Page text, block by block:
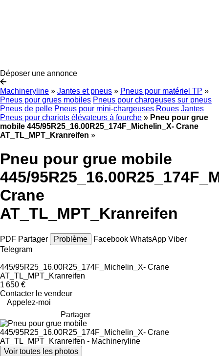
Déposer une annonce
Machineryline » Jantes et pneus » Pneus pour matériel TP »
Pneus pour grues mobiles Pneus pour chargeuses sur pneus
Pneus de pelle Pneus pour mini-chargeuses Roues Jantes
Pneus pour chariots élévateurs à fourche » Pneu pour grue
mobile 445/95R25_16.00R25_174F_Michelin_X- Crane
AT_TL_MPT_Kranreifen »
Pneu pour grue mobile
445/
Crane
AT_TL_MPT_Kranreifen
PDF Partager Problème Facebook WhatsApp Viber
Telegram
445/95R25_16.00R25_174F_Michelin_X- Crane
AT_TL_MPT_Kranreifen
1 650 €
Contacter le vendeur
Appelez-moi
Partager
Voir toutes les photos